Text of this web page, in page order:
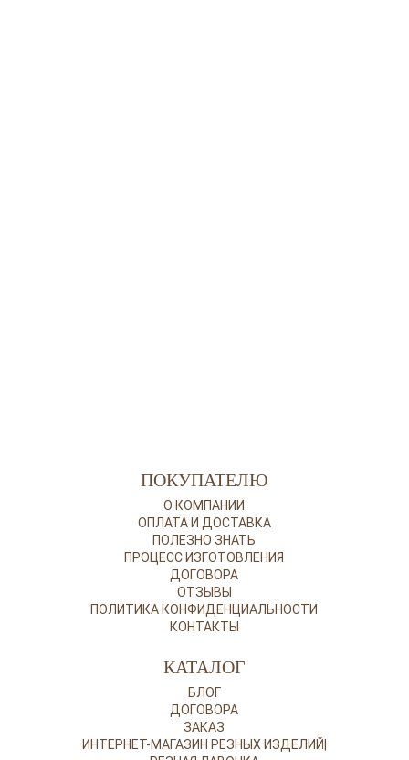
ПОКУПАТЕЛЮ
О КОМПАНИИ
ОПЛАТА И ДОСТАВКА
ПОЛЕЗНО ЗНАТЬ
ПРОЦЕСС ИЗГОТОВЛЕНИЯ
ДОГОВОРА
ОТЗЫВЫ
ПОЛИТИКА КОНФИДЕНЦИАЛЬНОСТИ
КОНТАКТЫ
КАТАЛОГ
БЛОГ
ДОГОВОРА
ЗАКАЗ
ИНТЕРНЕТ-МАГАЗИН РЕЗНЫХ ИЗДЕЛИЙ|